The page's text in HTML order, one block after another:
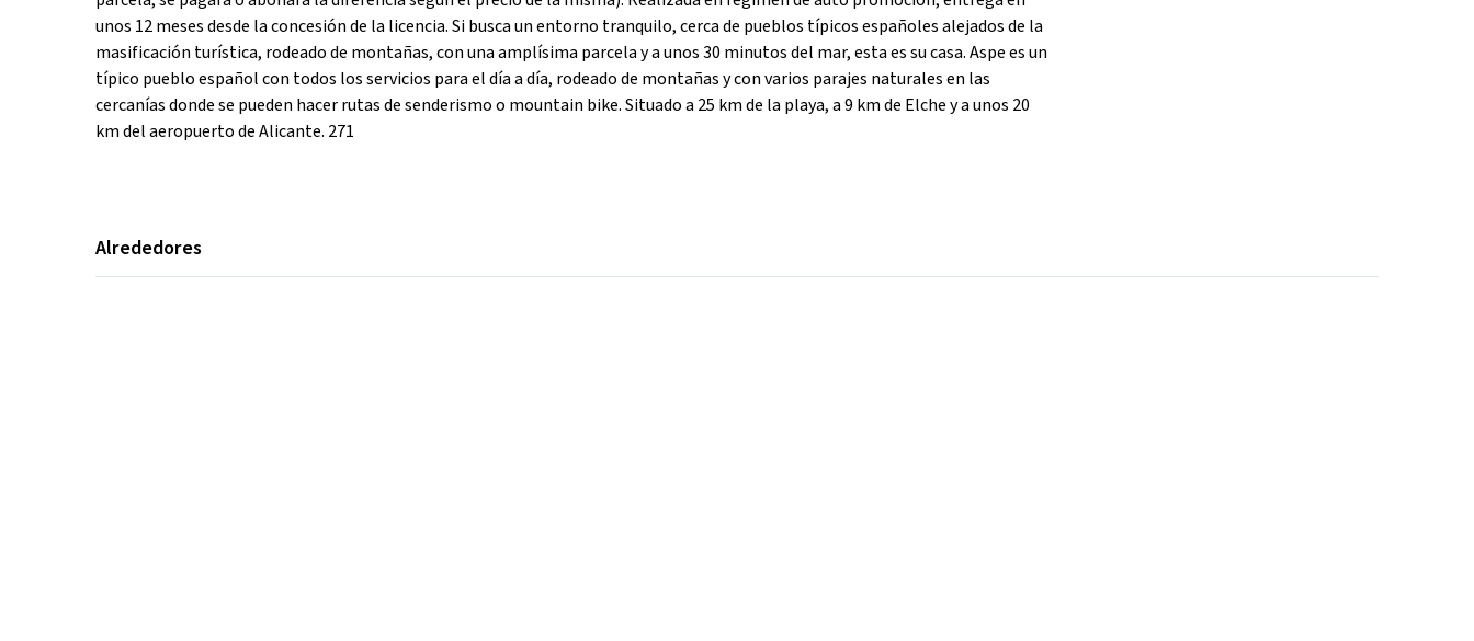
unos 12 meses desde la concesión de la licencia. Si busca un entorno tranquilo, cerca de pueblos típicos españoles alejados de la
masificación turística, rodeado de montañas, con una amplísima parcela y a unos 30 minutos del mar, esta es su casa. Aspe es un
típico pueblo español con todos los servicios para el día a día, rodeado de montañas y con varios parajes naturales en las
cercanías donde se pueden hacer rutas de senderismo o mountain bike. Situado a 25 km de la playa, a 9 km de Elche y a unos 20
km del aeropuerto de Alicante. 271
Alrededores